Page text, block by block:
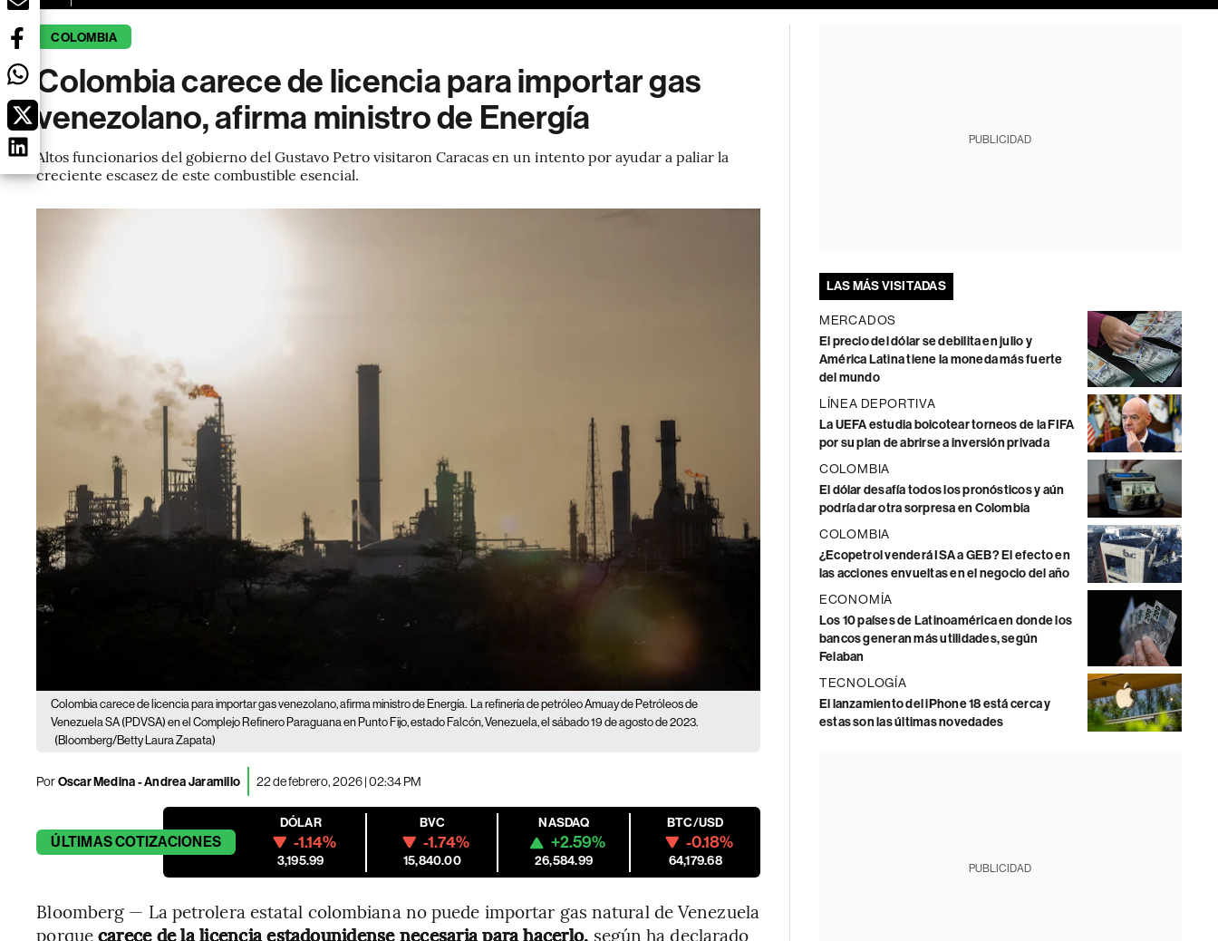
COLOMBIA
Colombia carece de licencia para importar gas
venezolano, afirma ministro de Energía
Altos funcionarios del gobierno del Gustavo Petro visitaron Caracas en un intento por ayudar a paliar la
creciente escasez de este combustible esencial.
Colombia carece de licencia para importar gas venezolano, afirma ministro de Energía. La refinería de petróleo Amuay de Petróleos de
Venezuela SA (PDVSA) en el Complejo Refinero Paraguana en Punto Fijo, estado Falcón, Venezuela, el sábado 19 de agosto de 2023.
(Bloomberg/Betty Laura Zapata)
PorOscar Medina - Andrea Jaramillo 22 de febrero, 2026 | 02:34 PM
ÚLTIMASCOTIZACIONES
DÓLAR
-1.14%
3,195.99
BVC
-1.74%
15,840.00
NASDAQ
+2.59%
26,584.99
BTC/USD
-0.18%
64,179.68
Bloomberg — La petrolera estatal colombiana no puede importar gas natural de Venezuela
porquecarece de la licencia estadounidense necesaria para hacerlo, según ha declarado
PUBLICIDAD
LAS MÁS VISITADAS
MERCADOS
El precio del dólar se debilita en julio y
América Latina tiene la moneda más fuerte
del mundo
LÍNEA DEPORTIVA
La UEFA estudia boicotear torneos de la FIFA
por su plan de abrirse a inversión privada
COLOMBIA
El dólar desafía todos los pronósticos y aún
podría dar otra sorpresa en Colombia
COLOMBIA
¿Ecopetrol venderá ISA a GEB? El efecto en
las acciones envueltas en el negocio del año
ECONOMÍA
Los 10 países de Latinoamérica en donde los
bancos generan más utilidades, según
Felaban
TECNOLOGÍA
El lanzamiento del iPhone 18 está cerca y
estas son las últimas novedades
PUBLICIDAD